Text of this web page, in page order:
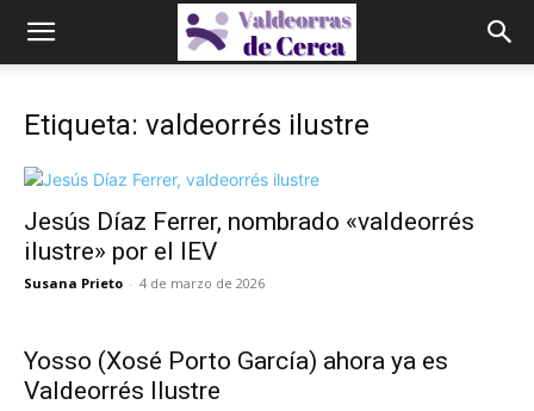
Etiqueta: valdeorrés ilustre
Jesús Díaz Ferrer, nombrado «valdeorrés
ilustre» por el IEV
Susana Prieto - 4 de marzo de 2026
Yosso (Xosé Porto García) ahora ya es
Valdeorrés Ilustre